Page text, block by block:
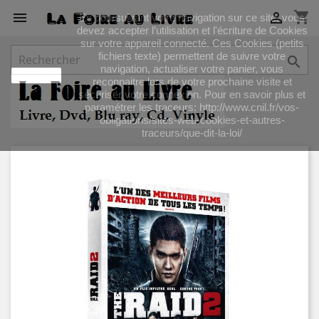
J'accepte
En poursuivant votre navigation sur ce site, vous
devez accepter l’utilisation et l'écriture de Cookies
sur votre appareil connecté. Ces Cookies (petits
fichiers texte) permettent de suivre votre
navigation, actualiser votre panier, vous
reconnaitre lors de votre prochaine visite et
sécuriser votre connexion. Pour en savoir plus et
paramétrer les traceurs: http://www.cnil.fr/vos-
obligations/sites-web-cookies-et-autres-
traceurs/que-dit-la-loi/
 shopping_cart

